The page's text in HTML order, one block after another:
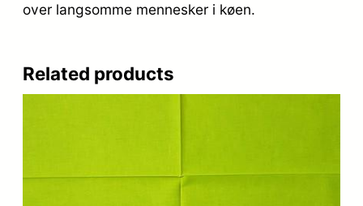
over langsomme mennesker i køen.
Related products